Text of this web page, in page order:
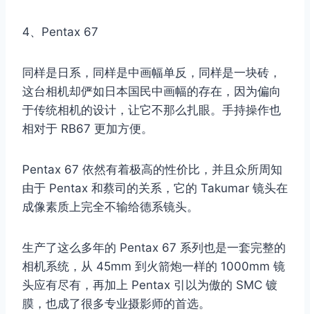
4、Pentax 67
同样是日系，同样是中画幅单反，同样是一块砖，
这台相机却俨如日本国民中画幅的存在，因为偏向
于传统相机的设计，让它不那么扎眼。手持操作也
相对于 RB67 更加方便。
Pentax 67 依然有着极高的性价比，并且众所周知
由于 Pentax 和蔡司的关系，它的 Takumar 镜头在
成像素质上完全不输给德系镜头。
生产了这么多年的 Pentax 67 系列也是一套完整的
相机系统，从 45mm 到火箭炮一样的 1000mm 镜
头应有尽有，再加上 Pentax 引以为傲的 SMC 镀
膜，也成了很多专业摄影师的首选。